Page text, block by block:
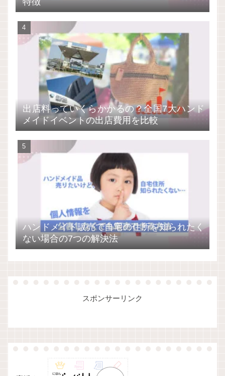
出店料っていくらかかるの？全国7大ハンド
メイドイベントの出店費用を比較
ハンドメイド販売で自宅の住所を知られたく
ない場合の7つの解決法
スポンサーリンク